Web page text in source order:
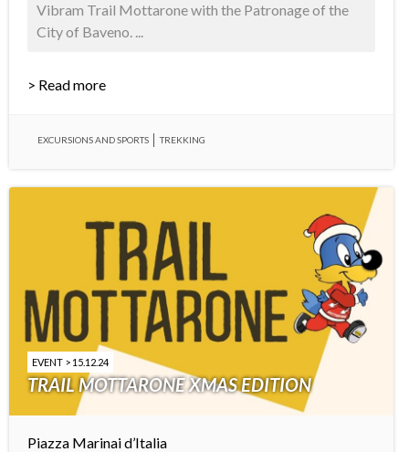
Vibram Trail Mottarone with the Patronage of the
City of Baveno. ...
> Read more
EXCURSIONS AND SPORTS TREKKING
EVENT > 15.12.24
TRAIL MOTTARONE XMAS EDITION
Piazza Marinai d’Italia